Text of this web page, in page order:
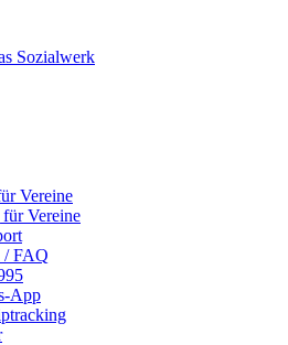
Sozialwerk
Vereine
für Vereine
/ FAQ
App